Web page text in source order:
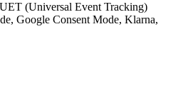
(Universal Event Tracking)
Google Consent Mode, Klarna,